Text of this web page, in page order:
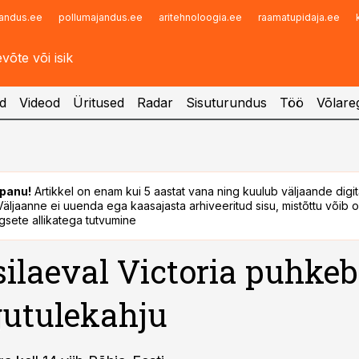
pollumajandus.ee aritehnoloogia.ee raamatupidaja.ee
Infopank
Videod Üritused Radar Sisuturundus Töö
Artikkel on enam kui 5 aastat vana ning kuulub väljaande
ei uuenda ega kaasajasta arhiveeritud sisu, mistõttu võib
allikatega tutvumine
Victoria